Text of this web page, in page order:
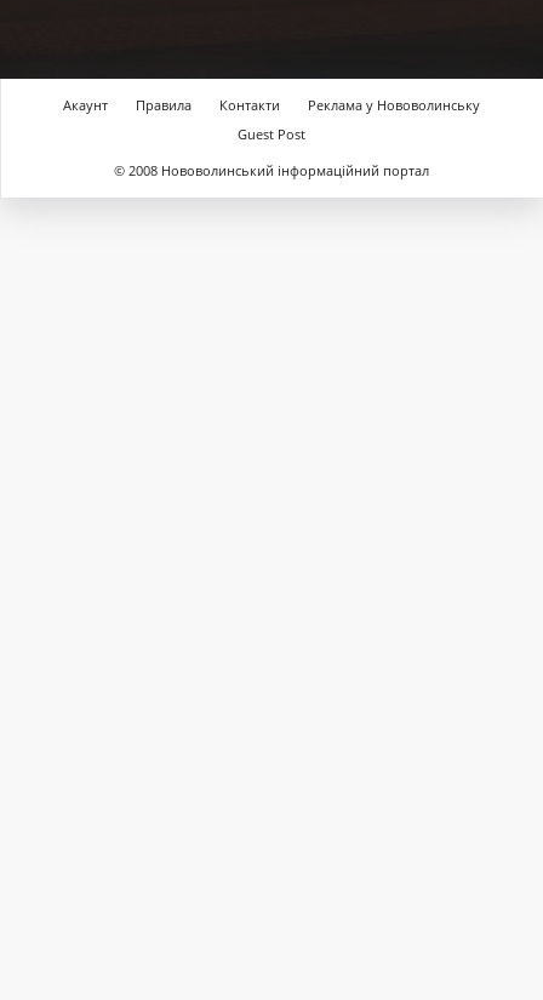
Акаунт Правила Контакти
Реклама у Нововолинську
Guest Post
© 2008 Нововолинський інформаційний портал